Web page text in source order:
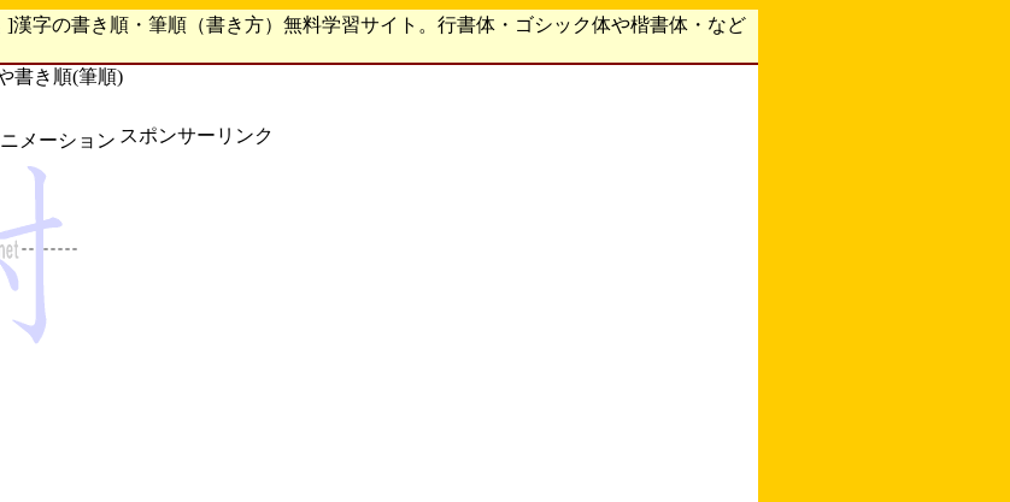
]漢字の書き順・筆順（書き方）無料学習サイト。行書体・ゴシック体や楷書体・など
書き順(筆順)
メーション スポンサーリンク